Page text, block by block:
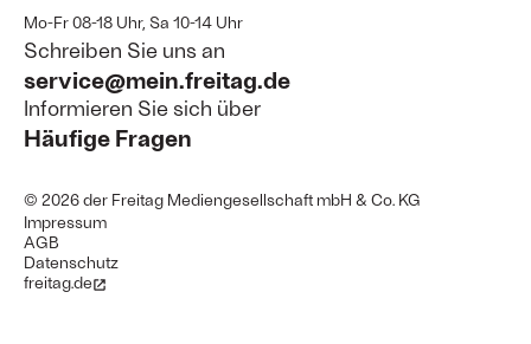
Mo-Fr 08-18 Uhr, Sa 10-14 Uhr
Schreiben Sie uns an
service@mein.freitag.de
Informieren Sie sich über
Häufige Fragen
© 2026 der Freitag Mediengesellschaft mbH & Co. KG
Impressum
AGB
Datenschutz
freitag.de